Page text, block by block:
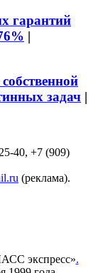
гарантий
|
задач |
40, +7 (909)
(реклама).
экспресс».